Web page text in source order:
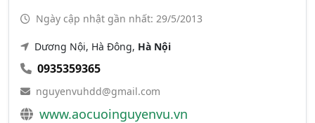
Ngày cập nhật gần nhất: 29/5/2013
Dương Nội, Hà Đông, Hà Nội
0935359365
nguyenvuhdd@gmail.com
www.aocuoinguyenvu.vn